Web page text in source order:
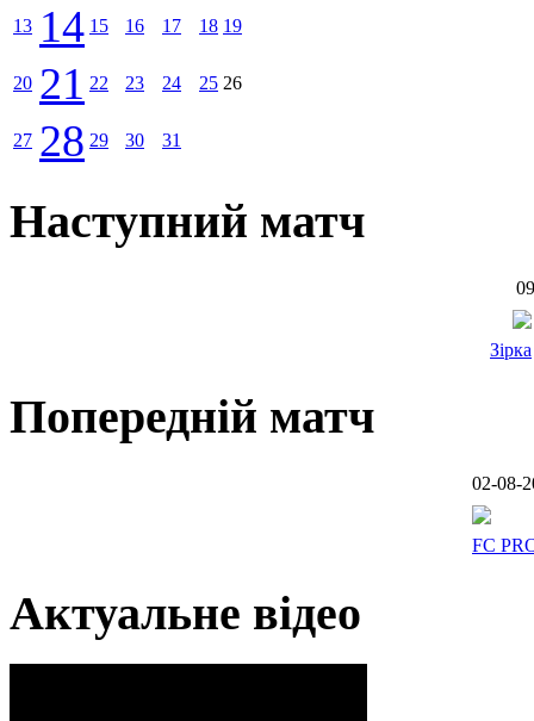
13 14 15 16 17 18 19
20 21 22 23 24 25 26
27 28 29 30 31
Наступний матч
Зірка
Попередній матч
02-08-
FC
Актуальне відео